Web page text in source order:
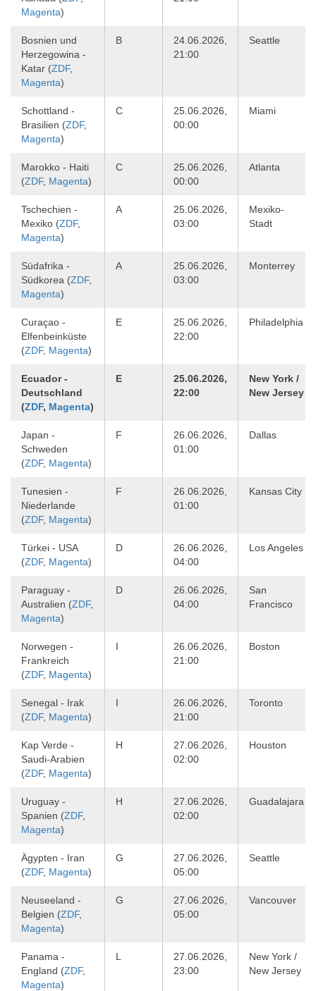
Magenta)
Bosnien und
Herzegowina -
Katar (ZDF,
Magenta)
B
24.06.2026,
21:00
Seattle
Schottland -
Brasilien (ZDF,
Magenta)
C
25.06.2026,
00:00
Miami
Marokko - Haiti
(ZDF, Magenta)
C
25.06.2026,
00:00
Atlanta
Tschechien -
Mexiko (ZDF,
Magenta)
A
25.06.2026,
03:00
Mexiko-
Stadt
Südafrika -
Südkorea (ZDF,
Magenta)
A
25.06.2026,
03:00
Monterrey
Curaçao -
Elfenbeinküste
(ZDF, Magenta)
E
25.06.2026,
22:00
Philadelphia
Ecuador -
Deutschland
(ZDF, Magenta)
E
25.06.2026,
22:00
New York /
New Jersey
Japan -
Schweden
(ZDF, Magenta)
F
26.06.2026,
01:00
Dallas
Tunesien -
Niederlande
(ZDF, Magenta)
F
26.06.2026,
01:00
Kansas City
Türkei - USA
(ZDF, Magenta)
D
26.06.2026,
04:00
Los Angeles
Paraguay -
Australien (ZDF,
Magenta)
D
26.06.2026,
04:00
San
Francisco
Norwegen -
Frankreich
(ZDF, Magenta)
I
26.06.2026,
21:00
Boston
Senegal - Irak
(ZDF, Magenta)
I
26.06.2026,
21:00
Toronto
Kap Verde -
Saudi-Arabien
(ZDF, Magenta)
H
27.06.2026,
02:00
Houston
Uruguay -
Spanien (ZDF,
Magenta)
H
27.06.2026,
02:00
Guadalajara
Ägypten - Iran
(ZDF, Magenta)
G
27.06.2026,
05:00
Seattle
Neuseeland -
Belgien (ZDF,
Magenta)
G
27.06.2026,
05:00
Vancouver
Panama -
England (ZDF,
Magenta)
L
27.06.2026,
23:00
New York /
New Jersey